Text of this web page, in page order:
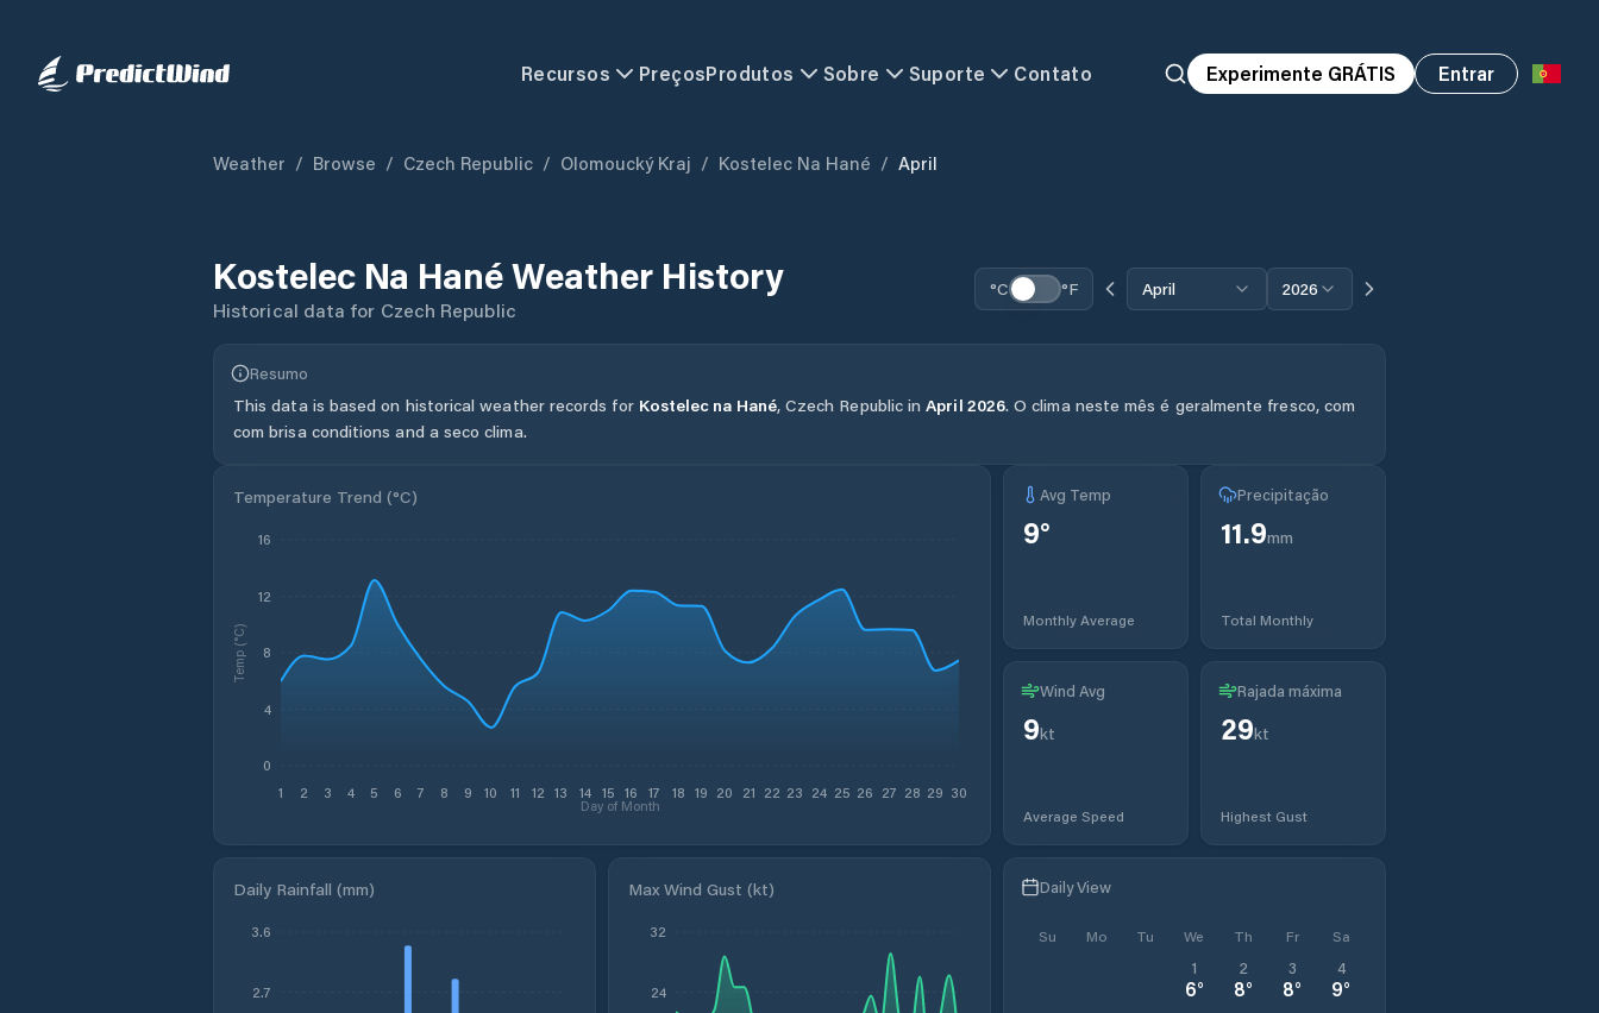
Recursos PreçosProdutos Sobre Suporte Contato Experimente GRÁTIS Entrar
Weather / Browse / Czech Republic / Olomoucký Kraj / Kostelec Na Hané / April
Kostelec Na HanéWeather History
Historical data for Czech Republic
°C °F April 2026
Resumo
This data is based on historical weather records for Kostelec na Hané, Czech Republic in April 2026.O clima neste mês é geralmente fresco, com
com brisa conditions and a seco clima.
Temperature Trend (°C)
1 2 3 4 5 6 7 8 9 10 11 12 13 14 15 16 17 18 19 20 21 22 23 24 25 26 27 28 29 30
Day of Month
0
4
8
12
16
Temp (°C)
Avg Temp
9°
Monthly Average
Precipitação
11.9mm
Total Monthly
Wind Avg
9kt
Average Speed
Rajada máxima
29kt
Highest Gust
Daily Rainfall (mm)
2.7
3.6
Max Wind Gust (kt)
24
32
Daily View
Su Mo Tu We Th Fr Sa
1
6°
2
8°
3
8°
4
9°